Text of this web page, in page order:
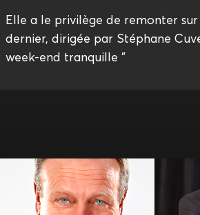
Elle a le privilège de remonter
dernier, dirigée par Stéphane
week-end tranquille "